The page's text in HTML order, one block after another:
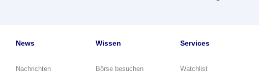
News
Nachrichten
Wissen
Börse besuchen
Services
Watchlist